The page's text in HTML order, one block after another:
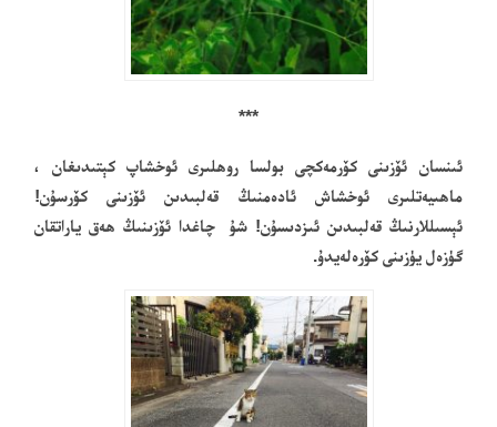
***
ئىنسان ئۆزىنى كۆرمەكچى بولسا روھلىرى ئوخشاپ كېتىدىغان ،
ماھىيەتلىرى ئوخشاش ئادەمنىڭ قەلبىدىن ئۆزىنى كۆرسۇن!
ئېسىللارنىڭ قەلبىدىن ئىزدىسۇن! شۇ چاغدا ئۆزىنىڭ ھەق ياراتقان
گۈزەل يۈزىنى كۆرەلەيدۇ.